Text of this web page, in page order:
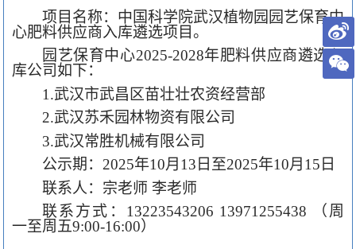
项目名称：中国科学院武汉植物园园艺保育中
心肥料供应商入库遴选项目。
园艺保育中心2025-2028年肥料供应商遴选入
库公司如下：
1.武汉市武昌区苗壮壮农资经营部
2.武汉苏禾园林物资有限公司
3.武汉常胜机械有限公司
公示期： 2025年10月 13 日至2025年10月 15 日
联系人：宗老师 李老师
联系方式： 13223543206 13971255438
（周
一至周五9:00-16:00）